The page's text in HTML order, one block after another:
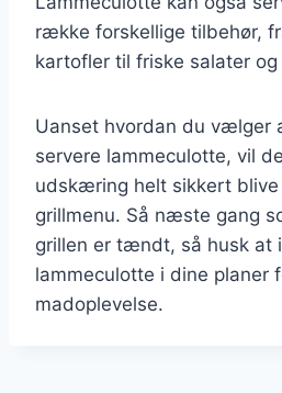
række forskellige tilbehør,
kartofler til friske salater og
Uanset hvordan du vælger
servere lammeculotte, vil
udskæring helt sikkert
grillmenu. Så næste gang
grillen er tændt, så husk at
lammeculotte i dine planer
madoplevelse.